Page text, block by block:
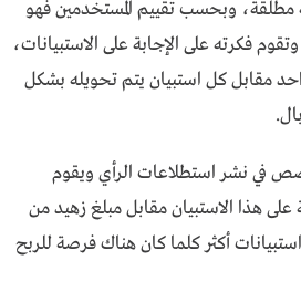
مطلقة، وبحسب تقييم المستخدمين فهو
فكرته على الإجابة على الاستبيانات،
مقابل كل استبيان يتم تحويله بشكل
في نشر استطلاعات الرأي ويقوم
على هذا الاستبيان مقابل مبلغ زهيد من
أكثر كلما كان هناك فرصة للربح